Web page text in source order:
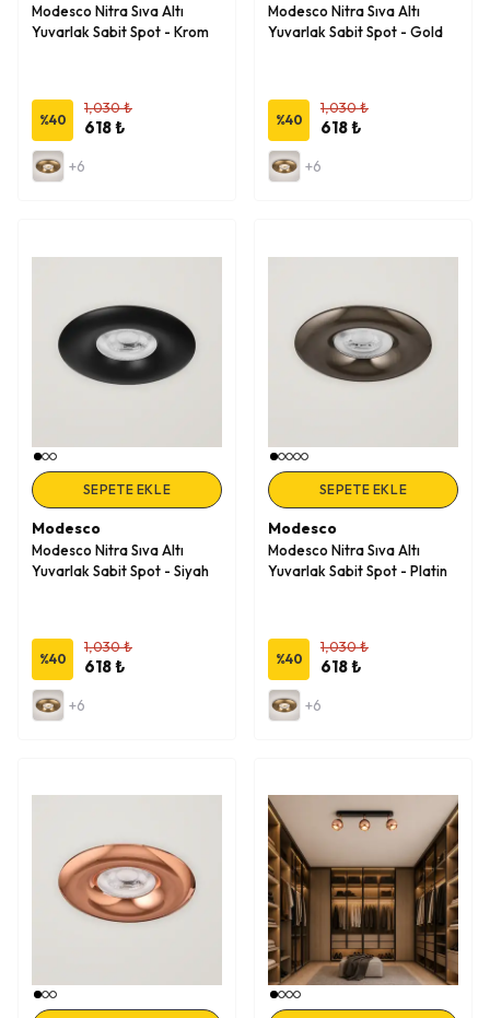
Modesco Nitra Sıva Altı
Yuvarlak Sabit Spot - Krom
%40
1,030 ₺
618 ₺
+6
Modesco Nitra Sıva Altı
Yuvarlak Sabit Spot - Gold
%40
1,030 ₺
618 ₺
+6
SEPETE EKLE
Modesco
Modesco Nitra Sıva Altı
Yuvarlak Sabit Spot - Siyah
%40
1,030 ₺
618 ₺
+6
SEPETE EKLE
Modesco
Modesco Nitra Sıva Altı
Yuvarlak Sabit Spot - Platin
%40
1,030 ₺
618 ₺
+6